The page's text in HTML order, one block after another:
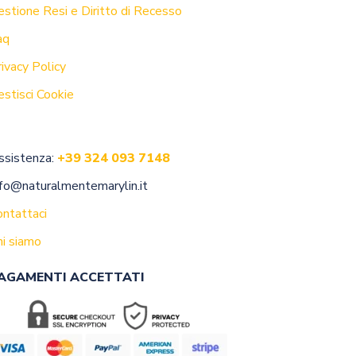
Resi e Diritto di Recesso
Policy
Cookie
+39 324 093 7148
siamo
ACCETTATI